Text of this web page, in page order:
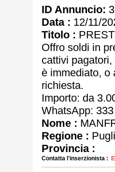
ID Annuncio:
Data : 12/11/
Titolo :
Offro soldi in
cattivi
è immediato, o
richiesta.
Importo: da
WhatsApp:
Nome :
Regione :
Provincia :
Contatta l'inserzionista :